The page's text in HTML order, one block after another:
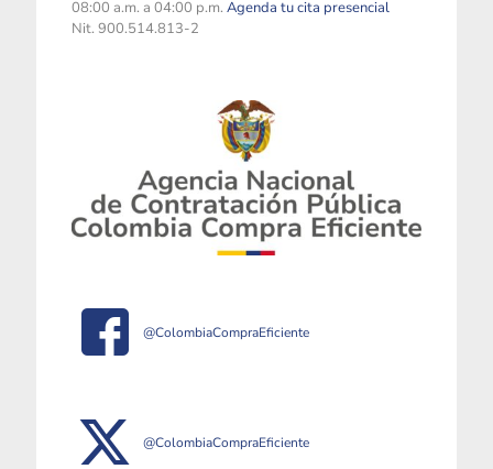
08:00 a.m. a 04:00 p.m. Agenda tu cita presencial
Nit. 900.514.813-2
@ColombiaCompraEficiente
@ColombiaCompraEficiente